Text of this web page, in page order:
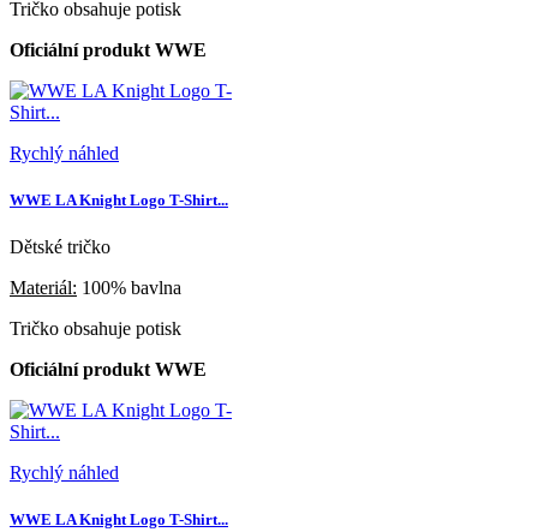
Tričko obsahuje potisk
Oficiální produkt WWE
Rychlý náhled
WWE LA Knight Logo T-Shirt...
Dětské tričko
Materiál: 100% bavlna
Tričko obsahuje potisk
Oficiální produkt WWE
Rychlý náhled
WWE LA Knight Logo T-Shirt...